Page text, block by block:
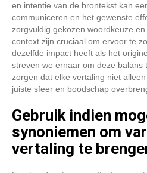
en intentie van de brontekst kan
communiceren en het gewenste
zorgvuldig gekozen woordkeuze
context zijn cruciaal om ervoor te
dezelfde impact heeft als het
streven we ernaar om deze balans
zorgen dat elke vertaling niet
juiste sfeer en boodschap
Gebruik indien
synoniemen om
vertaling te